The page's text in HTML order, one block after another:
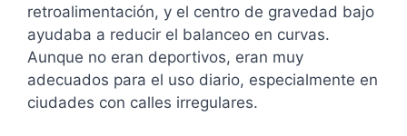
retroalimentación, y el centro de gravedad bajo
ayudaba a reducir el balanceo en curvas.
Aunque no eran deportivos, eran muy
adecuados para el uso diario, especialmente en
ciudades con calles irregulares.